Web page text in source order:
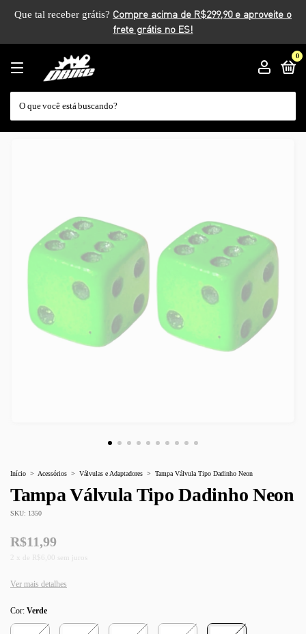
Que tal receber grátis?
0
Início > Acessórios > Válvulas e Adaptadores > Tampa Válvula Tipo Dadinho Neon
Tampa Válvula Tipo Dadinho Neon
SKU: 1350
R$11,99
x R$6,00 sem juros
Ver mais detalhes
Cor: Verde